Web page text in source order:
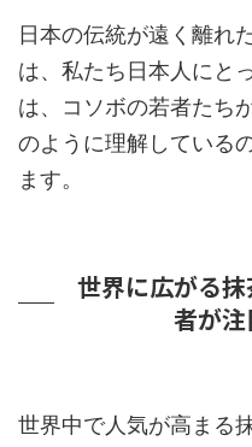
日本の伝統が遠く離れ
は、私たち日本人にと
は、コソボの若者たち
のように理解している
ます。
世界に広がる
者が
世界中で人気が高まる